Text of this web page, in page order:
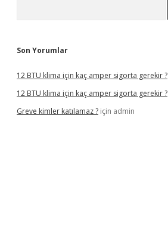
Son Yorumlar
12 BTU klima için kaç amper sigorta gerekir ?
12 BTU klima için kaç amper sigorta gerekir ?
Greve kimler katılamaz ? için admin